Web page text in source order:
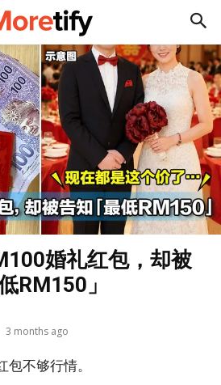
婚礼红包，却被
RM150」
3 months ago
不够行情。